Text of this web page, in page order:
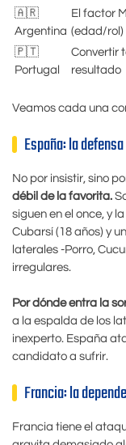
🇦🇷
Argentina
El factor
(edad/rol)
🇵🇹
Portugal
Convertir
resultado
Veamos cada una
España: la defensa
No por insistir, sino
débil de la favorita.
siguen en el once, y
Cubarsí (18 años) y
laterales -Porro,
irregulares.
Por dónde entra la
a la espalda de los
inexperto. España
candidato a sufrir.
Francia: la
Francia tiene el